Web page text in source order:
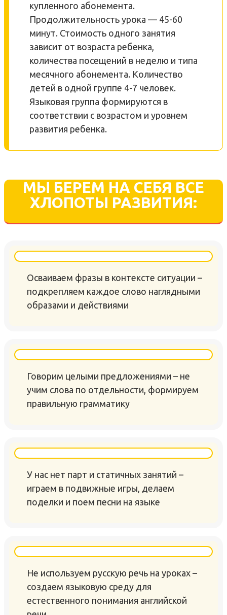
купленного абонемента.
Продолжительность урока — 45-60
минут. Стоимость одного занятия
зависит от возраста ребенка,
количества посещений в неделю и типа
месячного абонемента. Количество
детей в одной группе 4-7 человек.
Языковая группа формируются в
соответствии с возрастом и уровнем
развития ребенка.
МЫ БЕРЕМ НА СЕБЯ ВСЕ
ХЛОПОТЫ РАЗВИТИЯ:
Осваиваем фразы в контексте ситуации –
подкрепляем каждое слово наглядными
образами и действиями
Говорим целыми предложениями – не
учим слова по отдельности, формируем
правильную грамматику
У нас нет парт и статичных занятий –
играем в подвижные игры, делаем
поделки и поем песни на языке
Не используем русскую речь на уроках –
создаем языковую среду для
естественного понимания английской